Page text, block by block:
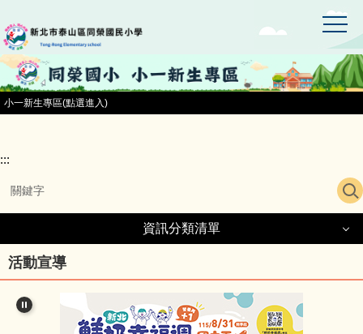
到
主
要
內
容
區
小一新生專區(點選進入)
:::
資訊分類清單
資訊分類清單
同榮國小首頁
活動宣導